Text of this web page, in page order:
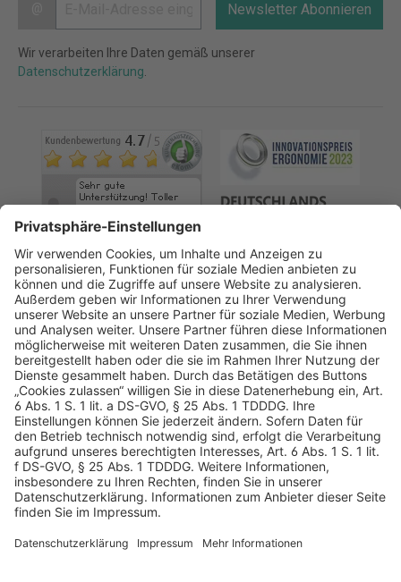
Newsletter Abonnieren
Wir verarbeiten Ihre Daten gemäß unserer
Datenschutzerklärung
AGB Datenschutz
Impressum
Sicherheitshinweis
Compliance